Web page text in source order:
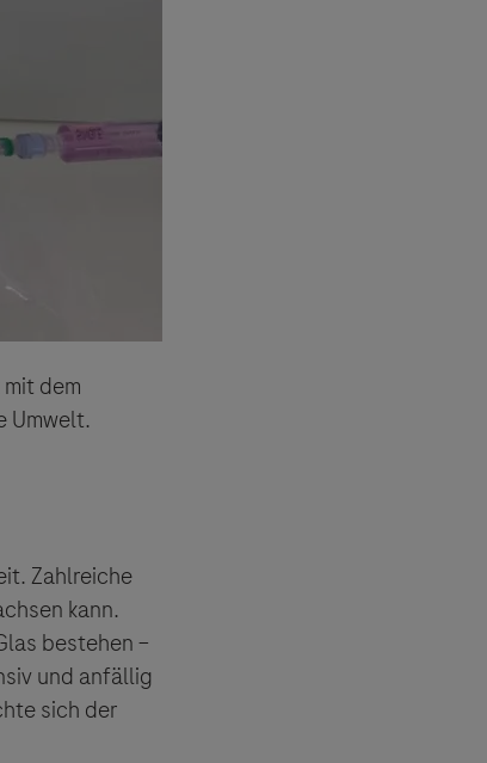
dem
Umwelt.
Zahlreiche
kann.
bestehen –
und anfällig
sich der